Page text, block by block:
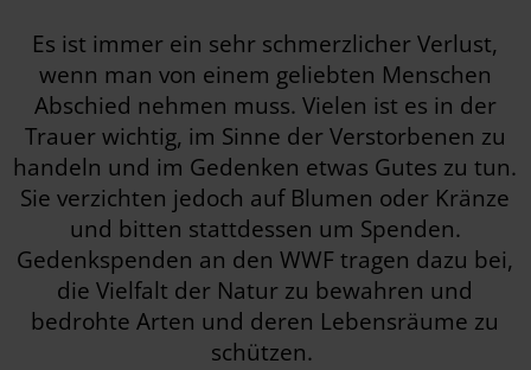
Es ist immer ein sehr schmerzlicher Verlust,
wenn man von einem geliebten Menschen
Abschied nehmen muss. Vielen ist es in der
Trauer wichtig, im Sinne der Verstorbenen zu
handeln und im Gedenken etwas Gutes zu tun.
Sie verzichten jedoch auf Blumen oder Kränze
und bitten stattdessen um Spenden.
Gedenkspenden an den WWF tragen dazu bei,
die Vielfalt der Natur zu bewahren und
bedrohte Arten und deren Lebensräume zu
schützen.